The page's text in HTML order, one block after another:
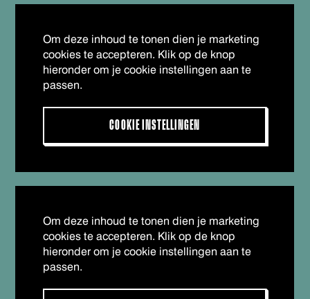
Om deze inhoud te tonen dien je marketing
cookies te accepteren. Klik op de knop
hieronder om je cookie instellingen aan te
passen.
COOKIE INSTELLINGEN
Om deze inhoud te tonen dien je marketing
cookies te accepteren. Klik op de knop
hieronder om je cookie instellingen aan te
passen.